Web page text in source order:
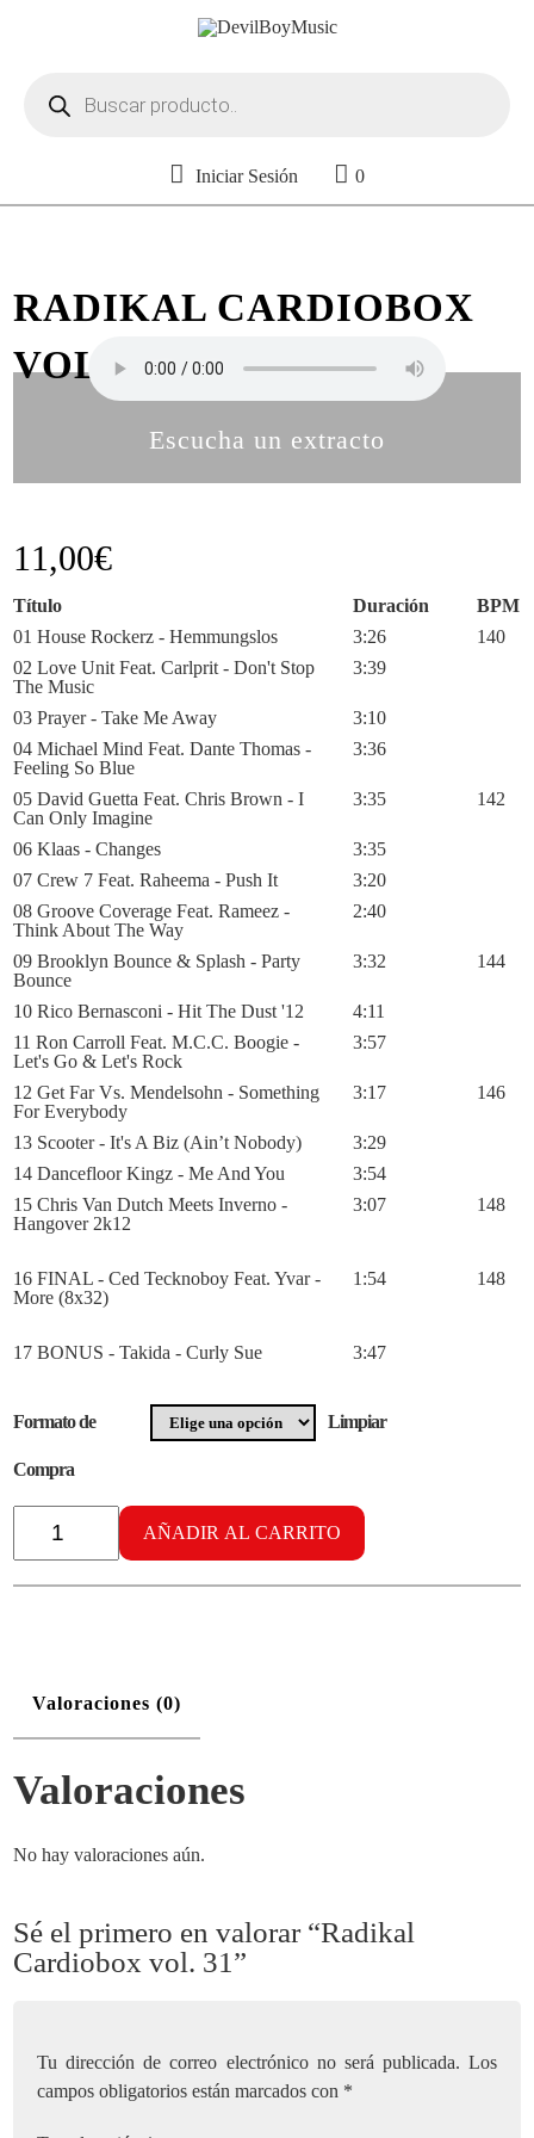
productos
Iniciar Sesión 0
RADIKAL CARDIOBOX
VOL. 31
Escucha un extracto
11,00€
Título Duración
BPM
01 House Rockerz - Hemmungslos
3:26
140
02 Love Unit Feat. Carlprit - Don't Stop
The Music
3:39
03 Prayer - Take Me Away
3:10
04 Michael Mind Feat. Dante Thomas -
Feeling So Blue
3:36
05 David Guetta Feat. Chris Brown - I
Can Only Imagine
3:35 142
06 Klaas - Changes
3:35
07 Crew 7 Feat. Raheema - Push It
3:20
08 Groove Coverage Feat. Rameez -
Think About The Way
2:40
09 Brooklyn Bounce & Splash - Party
Bounce
3:32 144
10 Rico Bernasconi - Hit The Dust '12
4:11
11 Ron Carroll Feat. M.C.C. Boogie -
Let's Go & Let's Rock
3:57
12 Get Far Vs. Mendelsohn - Something
For Everybody
3:17 146
13 Scooter - It's A Biz (Ain’t Nobody)
3:29
14 Dancefloor Kingz - Me And You
3:54
15 Chris Van Dutch Meets Inverno -
Hangover 2k12
3:07 148
16 FINAL - Ced Tecknoboy Feat. Yvar -
More (8x32)
1:54 148
17 BONUS - Takida - Curly Sue 3:47
Formato de
Compra
Limpiar
Radikal
Cardiobox
cantidad
AÑADIR AL CARRITO
Valoraciones (0)
Valoraciones
No hay valoraciones aún.
Sé el primero en valorar “Radikal
Cardiobox vol. 31”
Tu dirección de correo electrónico no será publicada. Los
campos obligatorios están marcados con *